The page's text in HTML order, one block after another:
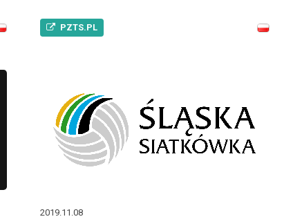
PZTS.PL
2019.11.08